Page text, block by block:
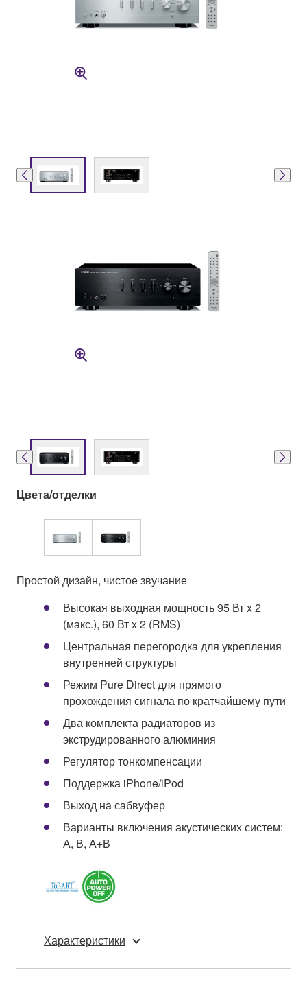
Цвета/отделки
Простой дизайн, чистое звучание
Высокая выходная мощность 95 Вт x 2
(макс.), 60 Вт x 2 (RMS)
Центральная перегородка для укрепления
внутренней структуры
Режим Pure Direct для прямого
прохождения сигнала по кратчайшему пути
Два комплекта радиаторов из
экструдированного алюминия
Регулятор тонкомпенсации
Поддержка iPhone/iPod
Выход на сабвуфер
Варианты включения акустических систем:
А, В, А+В
Характеристики